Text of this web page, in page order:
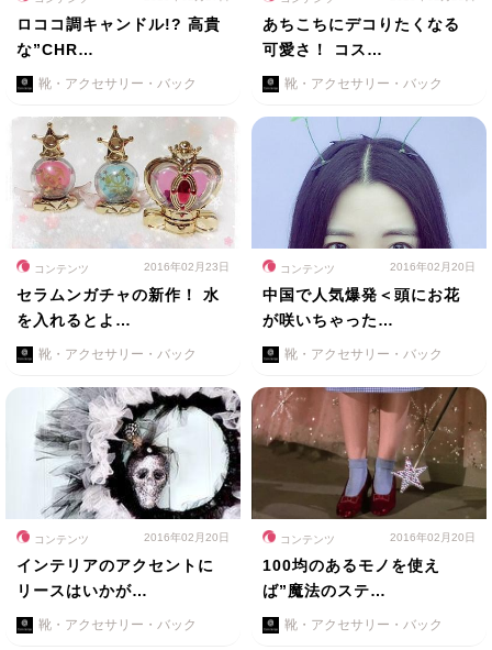
ロココ調キャンドル!? 高貴
な”CHR…
靴・アクセサリー・バック
あちこちにデコりたくなる
可愛さ！ コス…
靴・アクセサリー・バック
コンテンツ 2016年02月23日
セラムンガチャの新作！ 水
を入れるとよ…
靴・アクセサリー・バック
コンテンツ 2016年02月20日
中国で人気爆発＜頭にお花
が咲いちゃった…
靴・アクセサリー・バック
コンテンツ 2016年02月20日
インテリアのアクセントに
リースはいかが…
靴・アクセサリー・バック
コンテンツ 2016年02月20日
100均のあるモノを使え
ば”魔法のステ…
靴・アクセサリー・バック